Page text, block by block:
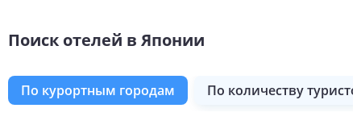
Поиск отелей в Японии
по курортным городам по количеству